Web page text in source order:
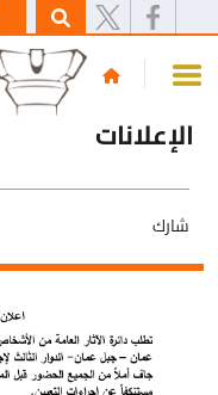
الإعلانات
شارك